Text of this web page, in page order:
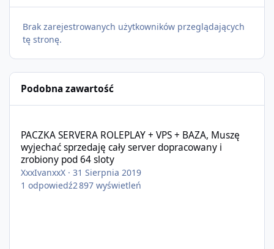
Brak zarejestrowanych użytkowników przeglądających
tę stronę.
Podobna zawartość
PACZKA SERVERA ROLEPLAY + VPS + BAZA, Muszę
wyjechać sprzedaję cały server dopracowany i
zrobiony pod 64 sloty
XxxIvanxxX ·31 Sierpnia 2019
1 odpowiedź2 897 wyświetleń